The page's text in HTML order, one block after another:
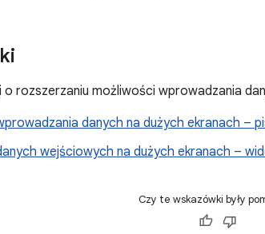
rozszerzaniu możliwości wprowadzania
danych na dużych ekranach –
wejściowych na dużych ekranach –
Czy te wskazówki były